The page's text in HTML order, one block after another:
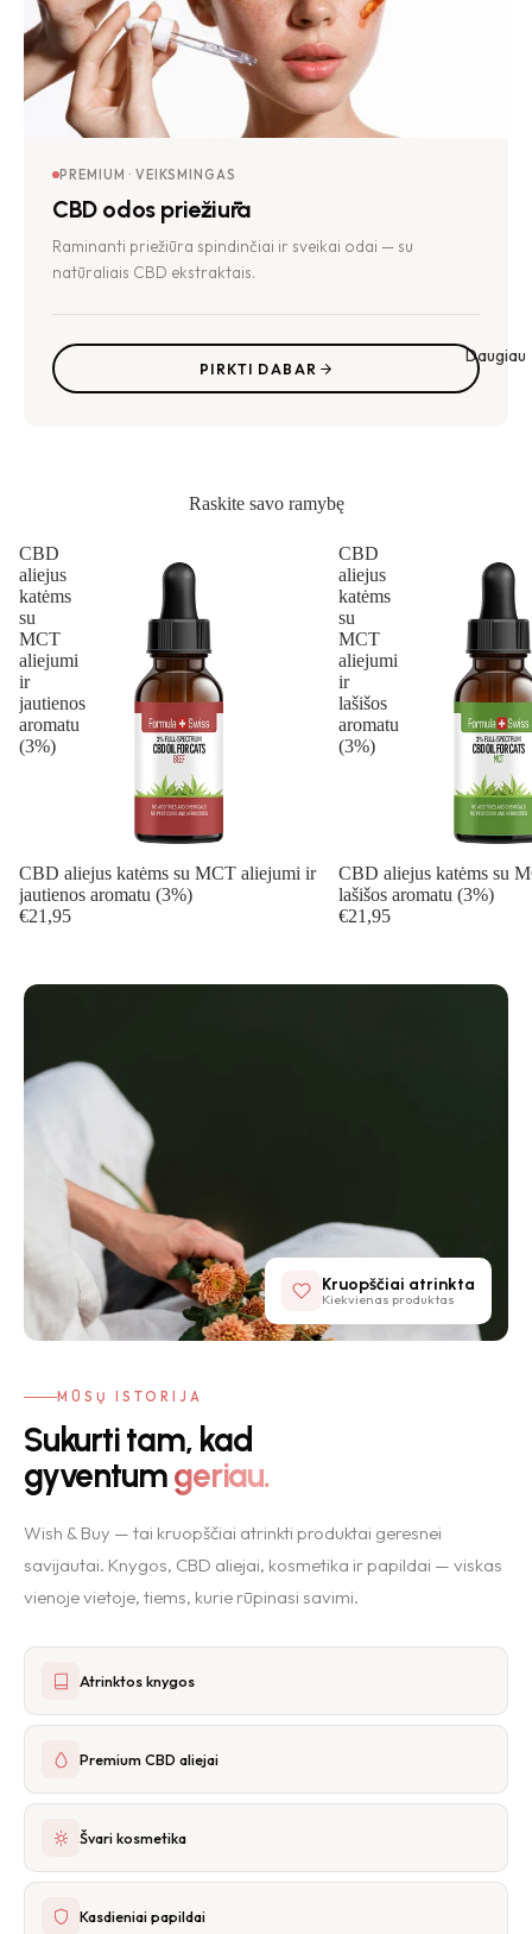
Daugiau
PREMIUM · VEIKSMINGAS
CBD odos priežiūra
Raminanti priežiūra spindinčiai ir sveikai odai — su
natūraliais CBD ekstraktais.
PIRKTI DABAR
Raskite savo ramybę
CBD
aliejus
katėms
su
MCT
aliejumi
ir
jautienos
aromatu
(3%)
CBD aliejus katėms su MCT aliejumi ir
jautienos aromatu (3%)
€21,95
CBD
aliejus
katėms
su
MCT
aliejumi
ir
lašišos
aromatu
(3%)
CBD aliejus katėms su
lašišos aromatu (3%)
€21,95
MŪSŲ ISTORIJA
Sukurti tam, kad
gyventumgeriau.
Wish & Buy — tai kruopščiai atrinkti produktai geresnei
savijautai. Knygos, CBD aliejai, kosmetika ir papildai — viskas
vienoje vietoje, tiems, kurie rūpinasi savimi.
Atrinktos knygos
Premium CBD aliejai
Švari kosmetika
Kasdieniai papildai
Kruopščiai atrinkta
Kiekvienas produktas